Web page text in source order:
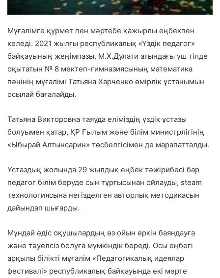
Мұғалімге құрмет пен мәртебе қажырлы еңбекпен
келеді. 2021 жылғы республикалық «Үздік педагог»
байқауының жеңімпазы, М.Х.Дулати атындағы үш тілде
оқытатын № 8 мектеп-гимназиясының математика
пәнінің мұғалімі Татьяна Харченко өмірлік ұстанымын
осылай бағалайды.
Татьяна Викторовна таяуда еліміздің үздік ұстазы
болуымен қатар, ҚР Ғылым және білім министрлігінің
«Ыбырай Алтынсарин» төсбелгісімен де марапатталды.
Ұстаздық жолында 29 жылдық еңбек тәжірибесі бар
педагог білім беруде сын тұрғысынан ойлауды, steam
технологиясына негізделген авторлық методикасын
дайындап шығарды.
Мұндай әдіс оқушылардың өз ойын еркін баяндауға
және тәуелсіз болуға мүмкіндік береді. Осы еңбегі
арқылы білікті мұғалім «Педагогикалық идеялар
фестивалі» республикалық байқауында екі мәрте